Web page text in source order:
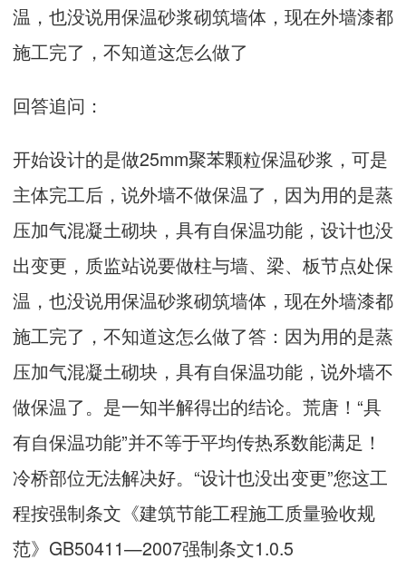
温，也没说用保温砂浆砌筑墙体，现在外墙漆都
施工完了，不知道这怎么做了
回答追问：
开始设计的是做25mm聚苯颗粒保温砂浆，可是
主体完工后，说外墙不做保温了，因为用的是蒸
压加气混凝土砌块，具有自保温功能，设计也没
出变更，质监站说要做柱与墙、梁、板节点处保
温，也没说用保温砂浆砌筑墙体，现在外墙漆都
施工完了，不知道这怎么做了答：因为用的是蒸
压加气混凝土砌块，具有自保温功能，说外墙不
做保温了。是一知半解得岀的结论。荒唐！“具
有自保温功能”并不等于平均传热系数能满足！
冷桥部位无法解决好。“设计也没出变更”您这工
程按强制条文《建筑节能工程施工质量验收规
范》GB50411—2007强制条文1.0.5